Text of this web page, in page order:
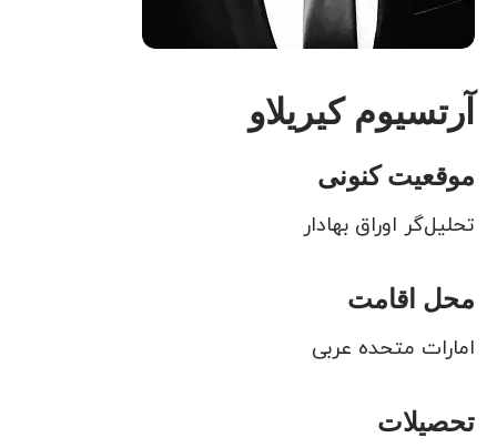
آرتسیوم کیریلاو
موقعیت کنونی
تحلیل‌گر اوراق بهادار
محل اقامت
امارات متحده عربی
تحصیلات